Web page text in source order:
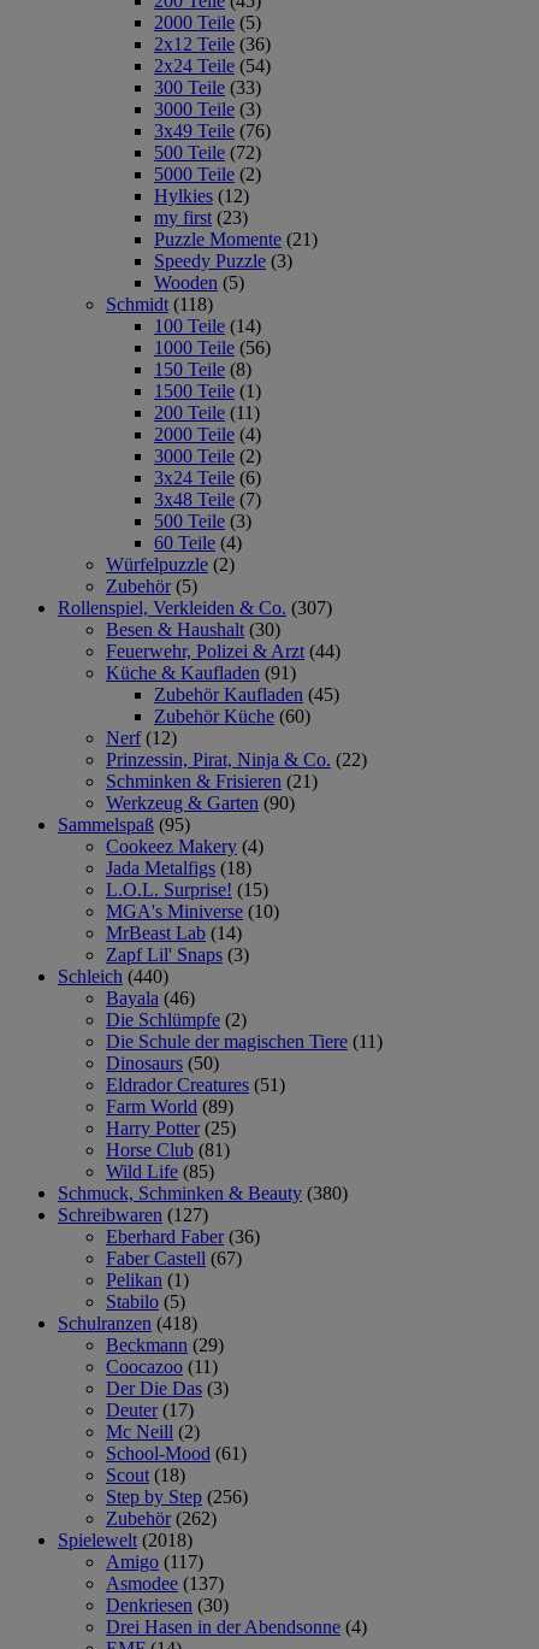
2000 Teile (5)
2x12 Teile (36)
2x24 Teile (54)
300 Teile (33)
3000 Teile (3)
3x49 Teile (76)
500 Teile (72)
5000 Teile (2)
Hylkies (12)
my first (23)
Puzzle Momente (21)
Speedy Puzzle (3)
Wooden (5)
Schmidt (118)
100 Teile (14)
1000 Teile (56)
150 Teile (8)
1500 Teile (1)
200 Teile (11)
2000 Teile (4)
3000 Teile (2)
3x24 Teile (6)
3x48 Teile (7)
500 Teile (3)
60 Teile (4)
Würfelpuzzle (2)
Zubehör (5)
Rollenspiel, Verkleiden & Co. (307)
Besen & Haushalt (30)
Feuerwehr, Polizei & Arzt (44)
Küche & Kaufladen (91)
Zubehör Kaufladen (45)
Zubehör Küche (60)
Nerf (12)
Prinzessin, Pirat, Ninja & Co. (22)
Schminken & Frisieren (21)
Werkzeug & Garten (90)
Sammelspaß (95)
Cookeez Makery (4)
Jada Metalfigs (18)
L.O.L. Surprise! (15)
MGA's Miniverse (10)
MrBeast Lab (14)
Zapf Lil' Snaps (3)
Schleich (440)
Bayala (46)
Die Schlümpfe (2)
Die Schule der magischen Tiere (11)
Dinosaurs (50)
Eldrador Creatures (51)
Farm World (89)
Harry Potter (25)
Horse Club (81)
Wild Life (85)
Schmuck, Schminken & Beauty (380)
Schreibwaren (127)
Eberhard Faber (36)
Faber Castell (67)
Pelikan (1)
Stabilo (5)
Schulranzen (418)
Beckmann (29)
Coocazoo (11)
Der Die Das (3)
Deuter (17)
Mc Neill (2)
School-Mood (61)
Scout (18)
Step by Step (256)
Zubehör (262)
Spielewelt (2018)
Amigo (117)
Asmodee (137)
Denkriesen (30)
Drei Hasen in der Abendsonne (4)